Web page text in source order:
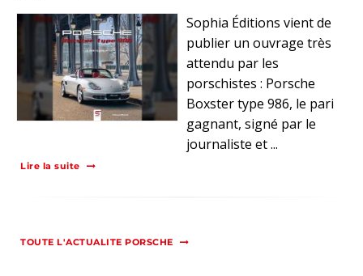
Sophia Éditions vient de
publier un ouvrage très
attendu par les
porschistes : Porsche
Boxster type 986, le pari
gagnant, signé par le
journaliste et ...
Lire la suite
TOUTE L'ACTUALITE PORSCHE